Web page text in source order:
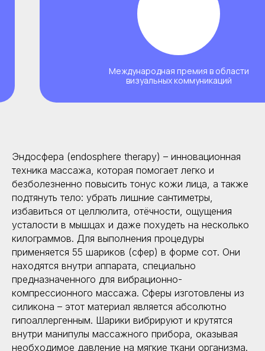
Эндосфера (endosphere therapy) – инновационная
техника массажа, которая помогает легко и
безболезненно повысить тонус кожи лица, а также
подтянуть тело: убрать лишние сантиметры,
избавиться от целлюлита, отёчности, ощущения
усталости в мышцах и даже похудеть на несколько
килограммов. Для выполнения процедуры
применяется 55 шариков (сфер) в форме сот. Они
находятся внутри аппарата, специально
предназначенного для вибрационно-
компрессионного массажа. Сферы изготовлены из
силикона – этот материал является абсолютно
гипоаллергенным. Шарики вибрируют и крутятся
внутри манипулы массажного прибора, оказывая
необходимое давление на мягкие ткани организма.